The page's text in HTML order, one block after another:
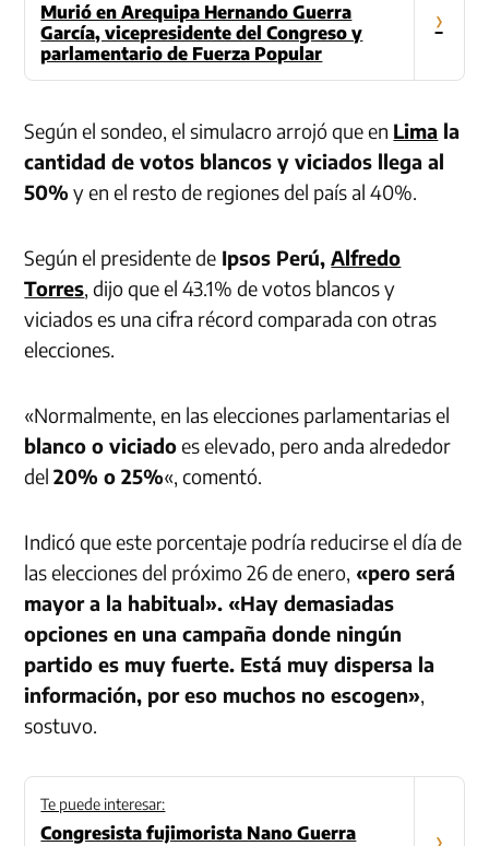
Murió en Arequipa Hernando Guerra
García, vicepresidente del Congreso y
parlamentario de Fuerza Popular
›
Según el sondeo, el simulacro arrojó que en Lima la
cantidad de votos blancos y viciados llega al
50% y en el resto de regiones del país al 40%.
Según el presidente de Ipsos Perú,Alfredo
Torres, dijo que el 43.1% de votos blancos y
viciados es una cifra récord comparada con otras
elecciones.
«Normalmente, en las elecciones parlamentarias el
blanco o viciadoes elevado, pero anda alrededor
del20% o 25%«, comentó.
Indicó que este porcentaje podría reducirse el día de
las elecciones del próximo 26 de enero, «pero será
mayor a la habitual». «Hay demasiadas
opciones en una campaña donde ningún
partido es muy fuerte. Está muy dispersa la
información, por eso muchos no escogen»,
sostuvo.
Te puede interesar:
Congresista fujimorista Nano Guerra
›